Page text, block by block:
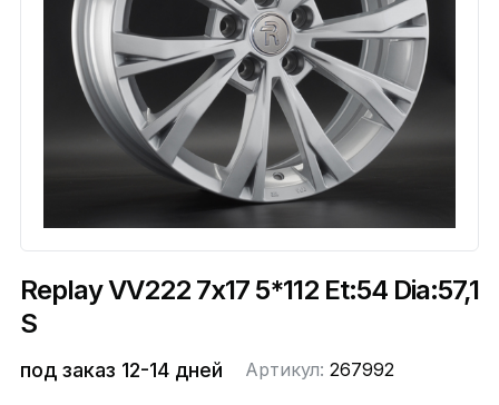
Replay VV222 7x17 5*112 Et:54 Dia:57,1
S
под заказ 12-14 дней Артикул: 267992